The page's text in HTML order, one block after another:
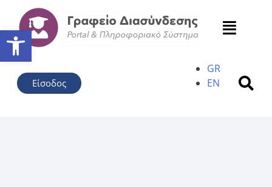
Ανοίξτε τη γραμμή
Είσοδος
GR
EN